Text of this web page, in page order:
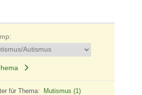
für Thema: Mutismus (1)